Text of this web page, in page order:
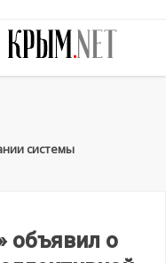
системы
объявил о